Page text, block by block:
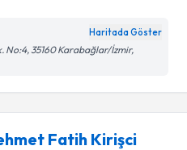
Haritada Göster
No:4, 35160 Karabağlar/İzmir,
Fatih Kirişci